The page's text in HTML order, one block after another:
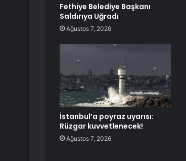
Fethiye Belediye Başkanı
Saldırıya Uğradı
Ağustos 7, 2026
İstanbul’a poyraz uyarısı:
Rüzgar kuvvetlenecek!
Ağustos 7, 2026